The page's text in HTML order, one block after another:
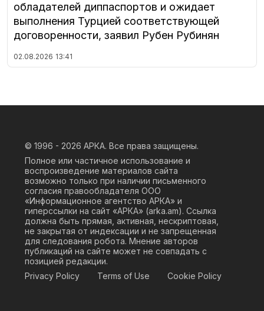
обладателей диппаспортов и ожидает
выполнения Турцией соответствующей
договоренности, заявил Рубен Рубинян
02.08.2026 13:41
© 1996 - 2026 АРКА. Все права защищены.
Полное или частичное использование и
воспроизведение материалов сайта
возможно только при наличии письменного
согласия правообладателя ООО
«Информационное агентство АРКА» и
гиперссылки на сайт «АРКА» (arka.am). Ссылка
должна быть прямая, активная, нескриптовая,
не закрытая от индексации и не запрещенная
для следования робота. Мнение авторов
публикаций на сайте может не совпадать с
позицией редакции.
Privacy Policy
Terms of Use Cookie Policy